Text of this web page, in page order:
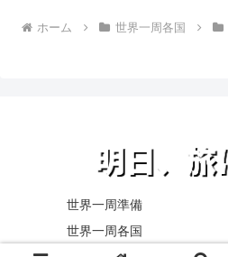
ホーム 世界一周各国
世界一周準備
世界一周各国